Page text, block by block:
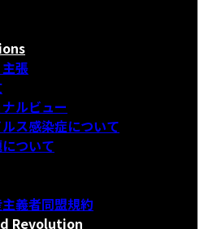
張
ルビュー
ス感染症について
ついて
義者同盟規約
Revolution